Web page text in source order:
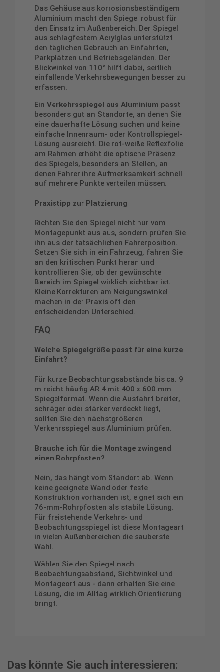
Das Gehäuse aus korrosionsbeständigem
Aluminium macht den Spiegel robust für
den Einsatz im Außenbereich. Der Spiegel
aus schlagfestem Acrylglas unterstützt
den täglichen Gebrauch an Einfahrten,
Parkplätzen und Betriebsgeländen. Der
Blickwinkel von 110° hilft dabei, seitlich
einfallende Verkehrsbewegungen besser zu
erfassen.
Ein Verkehrsspiegel aus Aluminium passt
besonders gut an Standorte, an denen Sie
eine dauerhafte Lösung suchen und keine
einfache Innenraum- oder Kontrollspiegel-
Lösung ausreicht. Die rot-weiße Reflexfolie
am Rahmen erhöht die optische Präsenz
des Spiegels, besonders an Stellen, an
denen Fahrer ihre Aufmerksamkeit schnell
auf mehrere Punkte verteilen müssen.
Praxistipp zur Platzierung
Richten Sie den Spiegel nicht nur vom
Montagepunkt aus aus, sondern prüfen Sie
ihn aus der tatsächlichen Fahrerposition.
Setzen Sie sich in ein Fahrzeug, fahren Sie
an den kritischen Punkt heran und
kontrollieren Sie, ob der gewünschte
Bereich im Spiegel wirklich sichtbar ist.
Kleine Korrekturen am Neigungswinkel
machen in der Praxis oft den
entscheidenden Unterschied.
FAQ
Welche Spiegelgröße passt für eine kurze
Einfahrt?
Für kurze Beobachtungsabstände bis ca. 9
m reicht häufig AR 4 mit 400 x 600 mm
Spiegelformat. Wenn die Ausfahrt breiter,
schräger oder stärker verdeckt liegt,
sollten Sie den nächstgrößeren
Verkehrsspiegel aus Aluminium prüfen.
Brauche ich für die Montage zwingend
einen Rohrpfosten?
Nein, das hängt vom Standort ab. Wenn
keine geeignete Wand oder feste
Konstruktion vorhanden ist, eignet sich ein
76-mm-Rohrpfosten als stabile Lösung.
Für freistehende Verkehrs- und
Beobachtungsspiegel ist diese Montageart
in vielen Außenbereichen die sauberste
Wahl.
Wählen Sie den Spiegel nach
Beobachtungsabstand, Sichtwinkel und
Montageort aus - dann erhalten Sie eine
Lösung, die im Alltag wirklich Orientierung
bringt.
Das könnte Sie auch interessieren: